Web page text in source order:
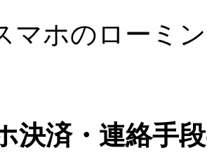
マホのローミ
決済・連絡手